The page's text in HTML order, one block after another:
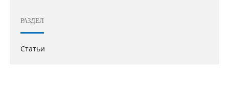
РАЗДЕЛ
Статьи